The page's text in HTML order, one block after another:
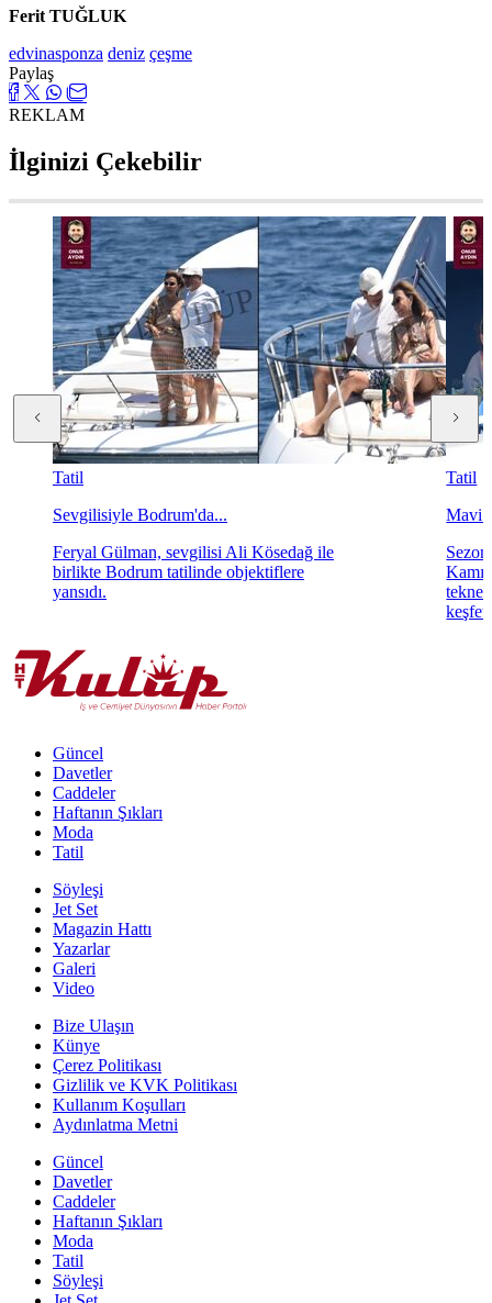
Ferit TUĞLUK
edvinasponza deniz çeşme
Paylaş
REKLAM
İlginizi Çekebilir
Tatil
Sevgilisiyle Bodrum'da...
Feryal Gülman, sevgilisi Ali Kösedağ ile
birlikte Bodrum tatilinde objektiflere
yansıdı.
Tatil
Mavi
Güncel
Davetler
Caddeler
Haftanın Şıkları
Moda
Tatil
Söyleşi
Jet Set
Magazin Hattı
Yazarlar
Galeri
Video
Bize Ulaşın
Künye
Çerez Politikası
Gizlilik ve KVK Politikası
Kullanım Koşulları
Aydınlatma Metni
Güncel
Davetler
Caddeler
Haftanın Şıkları
Moda
Tatil
Söyleşi